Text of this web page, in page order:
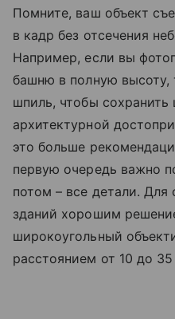
Помните, ваш объект
в кадр без отсечения
Например, если вы
башню в полную высоту,
шпиль, чтобы сохранить
архитектурной
это больше
первую очередь важно
потом – все детали.
зданий хорошим
широкоугольный
расстоянием от 10 до